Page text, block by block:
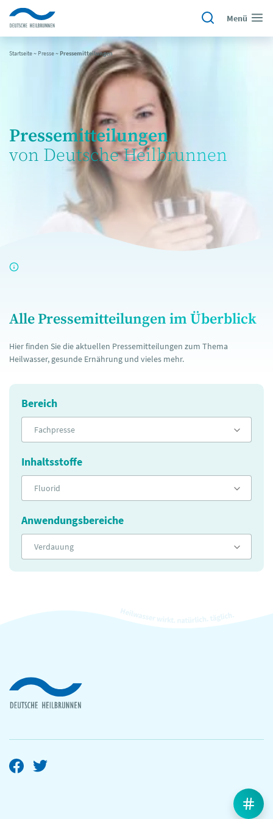
Menü
Startseite~ Presse~Pressemitteilungen
Pressemitteilungen
von Deutsche Heilbrunnen
Alle Pressemitteilungen im Überblick
Hier finden Sie die aktuellen Pressemitteilungen zum Thema
Heilwasser, gesunde Ernährung und vieles mehr.
Bereich
Fachpresse
Inhaltsstoffe
Fluorid
Anwendungsbereiche
Verdauung